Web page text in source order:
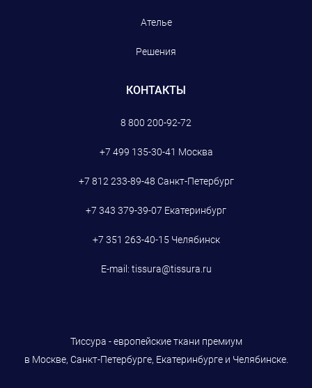
Ателье
Решения
КОНТАКТЫ
8 800 200-92-72
+7 499 135-30-41 Москва
+7 812 233-89-48 Санкт-Петербург
+7 343 379-39-07 Екатеринбург
+7 351 263-40-15 Челябинск
E-mail: tissura@tissura.ru
Тиссура - европейские ткани премиум
в Москве, Санкт-Петербурге, Екатеринбурге и Челябинске.